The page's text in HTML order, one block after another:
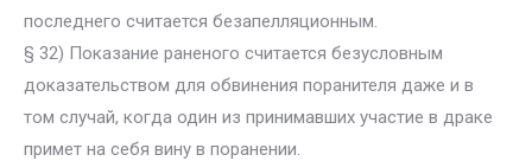
последнего считается безапелляционным.
§ 32) Показание раненого считается безусловным
доказательством для обвинения поранителя даже и в
том случай, когда один из принимавших участие в драке
примет на себя вину в поранении.